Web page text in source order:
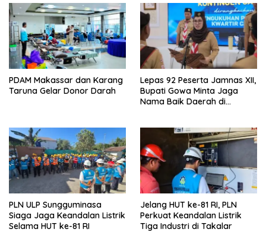
PDAM Makassar dan Karang
Taruna Gelar Donor Darah
Lepas 92 Peserta Jamnas XII,
Bupati Gowa Minta Jaga
Nama Baik Daerah di
PLN ULP Sungguminasa
Siaga Jaga Keandalan Listrik
Selama HUT ke-81 RI
Jelang HUT ke-81 RI, PLN
Perkuat Keandalan Listrik
Tiga Industri di Takalar